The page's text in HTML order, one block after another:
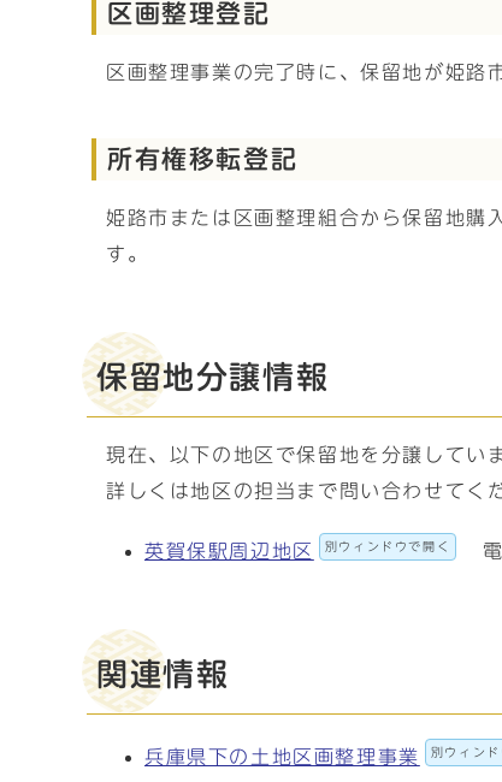
区画整理登記
区画整理事業の完了時に、保留地が姫路
所有権移転登記
姫路市または区画整理組合から保留地購
す。
保留地分譲情報
現在、以下の地区で保留地を分譲してい
詳しくは地区の担当まで問い合わせてく
英賀保駅周辺地区 別ウィンドウで開く
関連情報
兵庫県下の土地区画整理事業 別ウィンド